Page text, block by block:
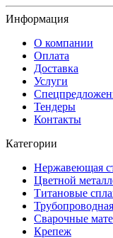
Информация
О компании
Оплата
Доставка
Услуги
Тендеры
Контакты
Категории
Нержавеющая
Цветной
Титановые
Сварочные
Крепеж